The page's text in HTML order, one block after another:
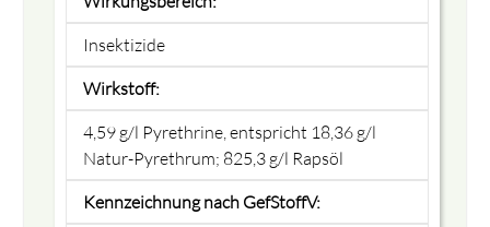
Insektizide
Wirkstoff:
4,59 g/l Pyrethrine, entspricht 18,36 g/l
Natur-Pyrethrum; 825,3 g/l Rapsöl
Kennzeichnung nach GefStoffV: